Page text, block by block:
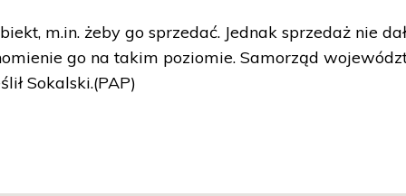
m.in. żeby go sprzedać. Jednak sprzedaż nie
go na takim poziomie. Samorząd
Sokalski.(PAP)